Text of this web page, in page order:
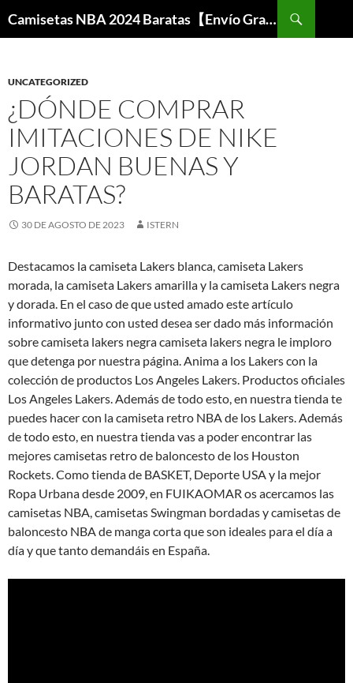
Camisetas NBA 2024 Baratas【Envío Gratis】
UNCATEGORIZED
¿DÓNDE COMPRAR
IMITACIONES DE NIKE
JORDAN BUENAS Y
BARATAS?
30 DE AGOSTO DE 2023 ISTERN
Destacamos la camiseta Lakers blanca, camiseta Lakers
morada, la camiseta Lakers amarilla y la camiseta Lakers negra
y dorada. En el caso de que usted amado este artículo
informativo junto con usted desea ser dado más información
sobre camiseta lakers negra camiseta lakers negra le imploro
que detenga por nuestra página. Anima a los Lakers con la
colección de productos Los Angeles Lakers. Productos oficiales
Los Angeles Lakers. Además de todo esto, en nuestra tienda te
puedes hacer con la camiseta retro NBA de los Lakers. Además
de todo esto, en nuestra tienda vas a poder encontrar las
mejores camisetas retro de baloncesto de los Houston
Rockets. Como tienda de BASKET, Deporte USA y la mejor
Ropa Urbana desde 2009, en FUIKAOMAR os acercamos las
camisetas NBA, camisetas Swingman bordadas y camisetas de
baloncesto NBA de manga corta que son ideales para el día a
día y que tanto demandáis en España.